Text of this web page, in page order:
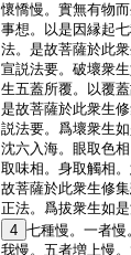
懷憍慢。實無有物
事想。以是因縁起
法。是故菩薩於此
宣説法要。破壞衆
生五蓋所覆。以覆
是故菩薩於此衆生
説法要。爲壞衆生
沈六入海。眼取色
取味相。身取觸相
故菩薩於此衆生修
正法。爲拔衆生如
4 七種慢。一者
我慢。五者増上慢